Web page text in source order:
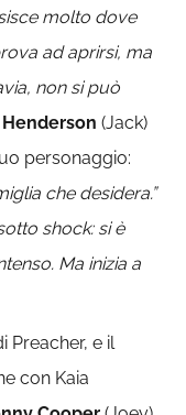
molto dove
ad aprirsi, ma
non si può
(Jack)
personaggio:
che desidera.”
shock: si è
Ma inizia a
Preacher, e il
con Kaia